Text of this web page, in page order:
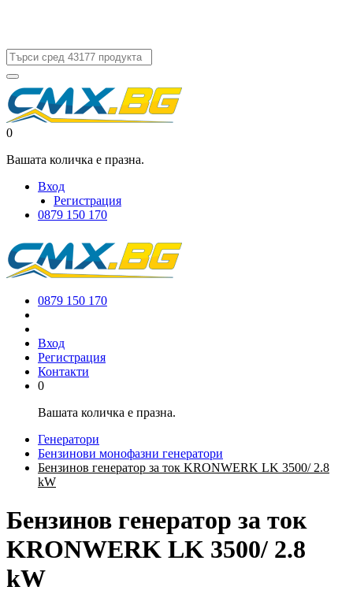
0
Вашата количка е празна.
Вход
Регистрация
0879 150 170
0879 150 170
Вход
Регистрация
Контакти
0
Вашата количка е празна.
Генератори
Бензинови монофазни генератори
Бензинов генератор за ток KRONWERK LK 3500/ 2.8
kW
Бензинов генератор за ток
KRONWERK LK 3500/ 2.8
kW